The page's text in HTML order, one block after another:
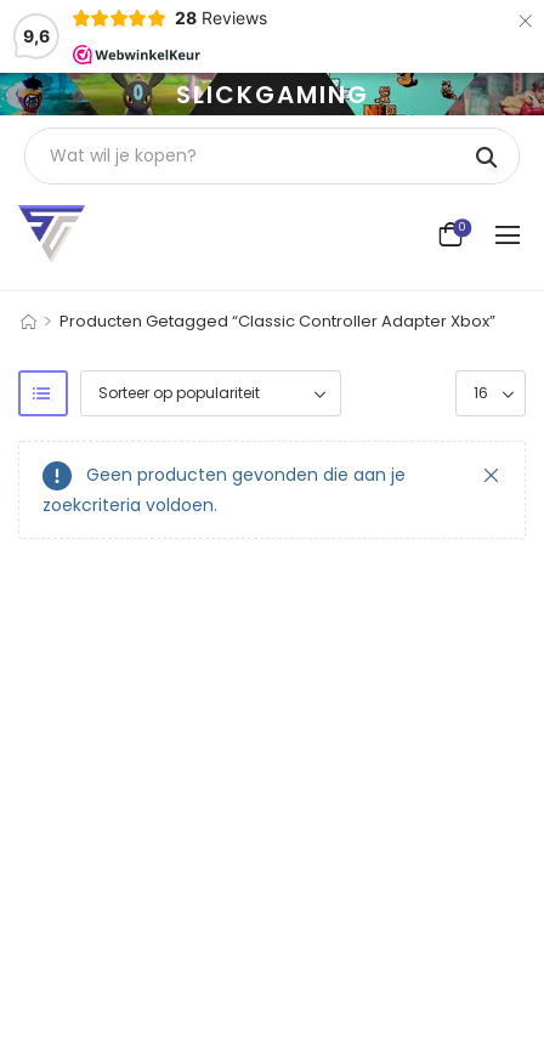
9,6
28 Reviews ×
SLICKGAMING
0
> Producten Getagged “Classic Controller Adapter Xbox”
Geen producten gevonden die aan je
zoekcriteria voldoen.